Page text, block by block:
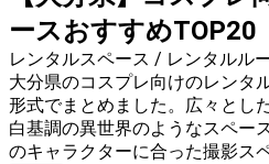
ースおすすめTOP20
レンタルスペース / レンタルル
大分県のコスプレ向けのレンタ
形式でまとめました。広々とし
白基調の異世界のようなスペー
のキャラクターに合った撮影ス